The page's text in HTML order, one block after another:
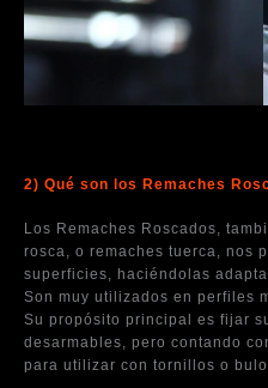
2) Qué son los Remaches
Los Remaches Roscados,
rosca, o remaches tuerca, nos
superficies, haciéndolas
Son muy utilizados en perfiles
Su propósito principal es fijar
desarmables, pero contando
para utilizar con tornillos o